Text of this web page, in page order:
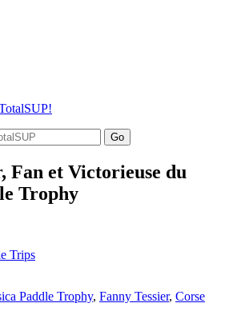
Go
Fan et Victorieuse du
Trophy
Trips
Paddle Trophy, Fanny Tessier, Corse